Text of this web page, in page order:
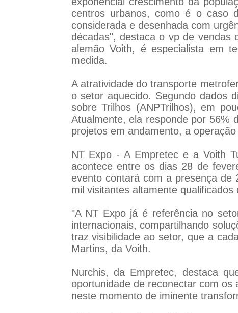
centros urbanos, como é o caso
considerada e desenhada com
décadas", destaca o vp de vendas
alemão Voith, é especialista em
medida.
A atratividade do transporte
o setor aquecido. Segundo dados
sobre Trilhos (ANPTrilhos), em
Atualmente, ela responde por 56%
projetos em andamento, a
NT Expo - A Empretec e a Voith
acontece entre os dias 28 de
evento contará com a presença de
mil visitantes altamente qualificados
"A NT Expo já é referência no
internacionais, compartilhando
traz visibilidade ao setor, que a
Martins, da Voith.
Nurchis, da Empretec, destaca
oportunidade de reconectar com
neste momento de iminente